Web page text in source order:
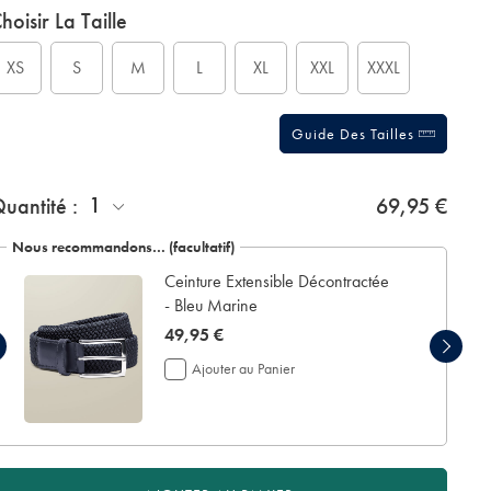
La Taille
XS S M L XL XXL XXXL
Guide Des Tailles
: 1 69,95 €
Nous recommandons… (facultatif)
Ceinture Extensible Décontractée
- Bleu Marine
now
49,95
€
49,95 €
Ajouter au Panier